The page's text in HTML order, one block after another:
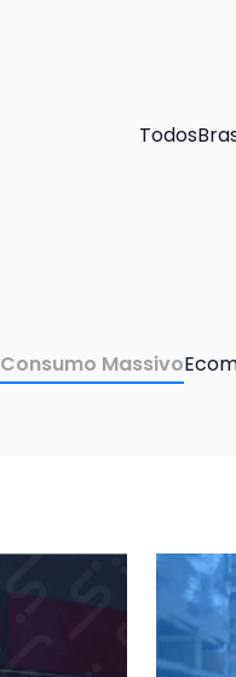
Todos
Consumo Massivo